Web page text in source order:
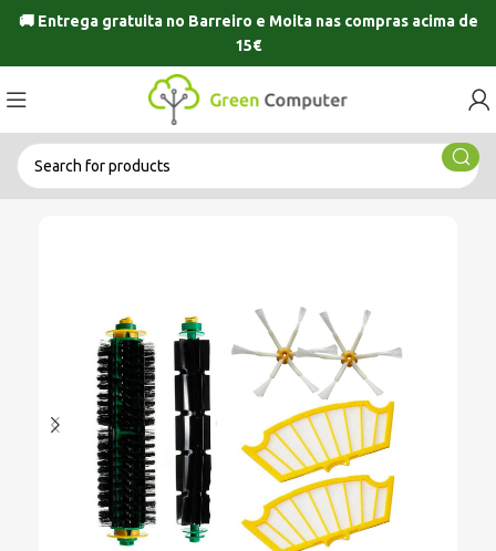
🚚 Entrega gratuita no Barreiro e Moitanas compras acima de
15€